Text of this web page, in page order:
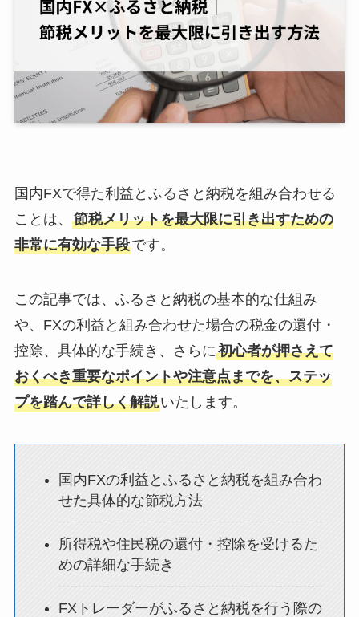
国内FXで得た利益とふるさと納税を組み合わせる
ことは、 節税メリットを最大限に引き出すための
非常に有効な手段です。
この記事では、ふるさと納税の基本的な仕組み
や、FXの利益と組み合わせた場合の税金の還付・
控除、具体的な手続き、さらに初心者が押さえて
おくべき重要なポイントや注意点までを、ステッ
プを踏んで詳しく解説いたします。
国内FXの利益とふるさと納税を組み合わ
せた具体的な節税方法
所得税や住民税の還付・控除を受けるた
めの詳細な手続き
FXトレーダーがふるさと納税を行う際の